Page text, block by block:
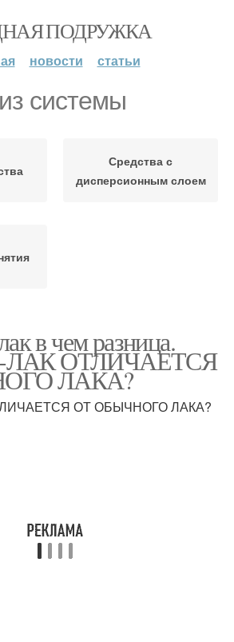
ПОДРУЖКА
новости статьи
системы
Средства с
дисперсионным слоем
в чем разница.
ОТЛИЧАЕТСЯ
ЛАКА?
ОТ ОБЫЧНОГО ЛАКА?